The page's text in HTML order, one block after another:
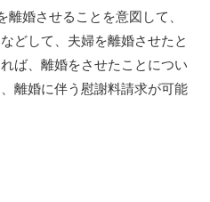
婚させることを意図して、
どして、夫婦を離婚させたと
ば、離婚をさせたことについ
離婚に伴う慰謝料請求が可能